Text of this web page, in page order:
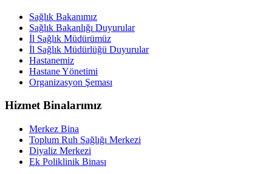
Sağlık Bakanımız
Sağlık Bakanlığı Duyurular
İl Sağlık Müdürümüz
İl Sağlık Müdürlüğü Duyurular
Hastanemiz
Hastane Yönetimi
Organizasyon Şeması
Hizmet Binalarımız
Merkez Bina
Toplum Ruh Sağlığı Merkezi
Diyaliz Merkezi
Ek Poliklinik Binası